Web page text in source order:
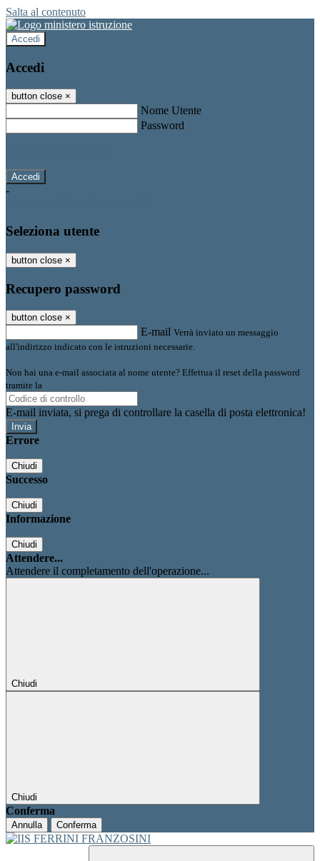
Salta al contenuto
Accedi
Accedi
button close ×
Nome Utente
Password
-
Seleziona utente
button close ×
Recupero password
button close ×
E-mail Verrà inviato un messaggio
all'indirizzo indicato con le istruzioni necessarie.
Non hai una e-mail associata al nome utente? Effettua il reset della password
tramite la
E-mail inviata, si prega di controllare la casella di posta elettronica!
Errore
Chiudi
Successo
Chiudi
Informazione
Chiudi
Attendere...
Attendere il completamento dell'operazione...
Chiudi
Chiudi
Conferma
Annulla Conferma